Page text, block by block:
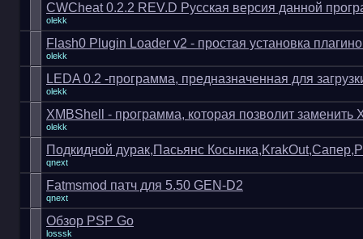
CWCheat 0.2.2 REV.D Русская версия данной
olekk
Flash0 Plugin Loader v2 - простая установка
olekk
LEDA 0.2 -программа, предназначенная для
olekk
XMBShell - программа, которая позволит заменить
olekk
Подкидной дурак,Пасьянс
qnext
Fatmsmod патч для 5.50 GEN-D2
qnext
Обзор PSP Go
losssk